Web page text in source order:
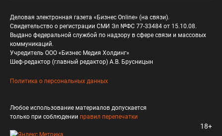
Деловая электронная газета «Бизнес Online» (на связи).
Свидетельство о регистрации СМИ Эл №ФС 77-33484 от 15.10.08.
Выдано федеральной службой по надзору в сфере связи и массовых
коммуникаций.
Учредитель ООО «Бизнес Медия Холдинг»
Шеф-редактор (главный редактор) А.В. Брусницын
Политика о персональных данных
Любое использование материалов допускается
только при соблюдении правил перепечатки
18+